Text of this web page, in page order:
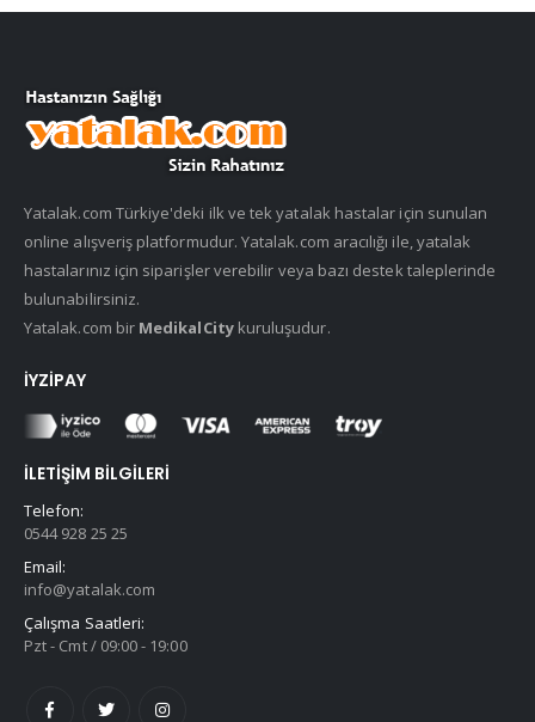
Yatalak.com Türkiye'deki ilk ve tek yatalak hastalar için sunulan
online alışveriş platformudur. Yatalak.com aracılığı ile, yatalak
hastalarınız için siparişler verebilir veya bazı destek taleplerinde
bulunabilirsiniz.
Yatalak.com bir MedikalCitykuruluşudur.
İYZIPAY
İLETIŞIM BILGILERI
Telefon:
0544 928 25 25
Email:
info@yatalak.com
Çalışma Saatleri:
Pzt - Cmt / 09:00 - 19:00